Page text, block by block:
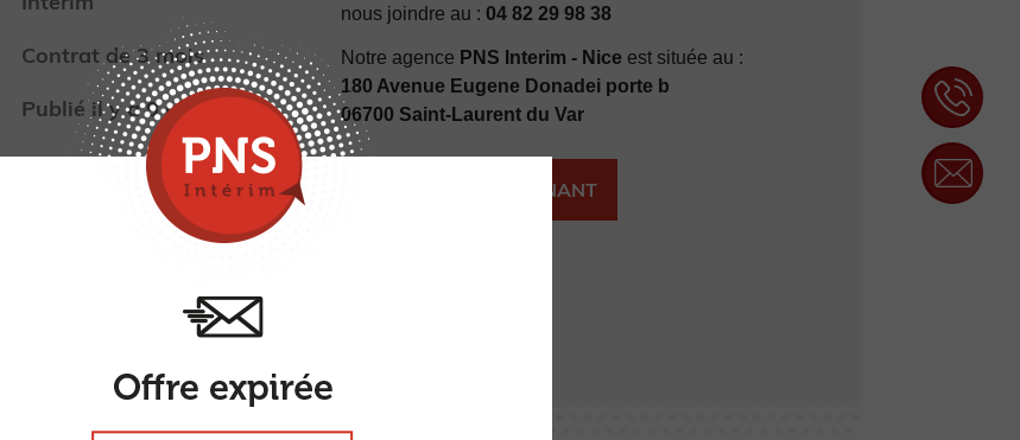
Contrat de 3 mois
Publié il y a 9 mois
nous joindre au : 04 82 29 98 38
Notre agence PNS Interim - Nice est située au :
180 Avenue Eugene Donadei porte b
06700 Saint-Laurent du Var
POSTULER MAINTENANT